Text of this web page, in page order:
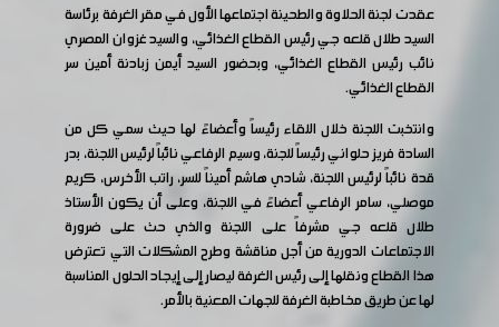
عقدت لجنة الحلاوة والطحينة اجتماعها الأول في مقر الغرفة برئاسة
السيد طلال قلعه جي رئيس القطاع الغذائي، والسيد غزوان المصري
نائب رئيس القطاع الغذائي، وبحضور السيد أيمن زبادنة أمين سر
القطاع الغذائي.
وانتخبت اللجنة خلال اللقاء رئيساً وأعضاءً لها حيث سمي كل من
السادة فريز حلواني رئيساً للجنة، وسيم الرفاعي نائباً لرئيس اللجنة، بدر
قدة نائباً لرئيس اللجنة، شادي هاشم أميناً للسر، راتب الأخرس، كريم
موصلي، سامر الرفاعي أعضاءً في اللجنة، وعلى أن يكون الأستاذ
طلال قلعه جي مشرفاً على اللجنة والذي حث على ضرورة
الاجتماعات الدورية من أجل مناقشة وطرح المشكلات التي تعترض
هذا القطاع ونقلها إلى رئيس الغرفة ليصار إلى إيجاد الحلول المناسبة
لها عن طريق مخاطبة الغرفة للجهات المعنية بالأمر.